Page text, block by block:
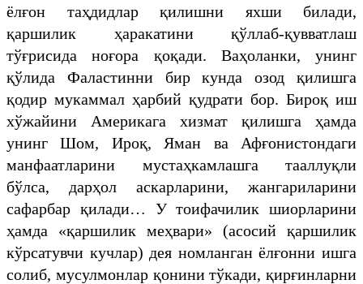
ёлғон таҳдидлар қилишни яхши билади,
қаршилик ҳаракатини қўллаб-қувватлаш
тўғрисида ноғора қоқади. Ваҳоланки, унинг
қўлида Фаластинни бир кунда озод қилишга
қодир мукаммал ҳарбий қудрати бор. Бироқ иш
хўжайини Америкага хизмат қилишга ҳамда
унинг Шом, Ироқ, Яман ва Афғонистондаги
манфаатларини мустаҳкамлашга тааллуқли
бўлса, дарҳол аскарларини, жангариларини
сафарбар қилади… У тоифачилик шиорларини
ҳамда «қаршилик меҳвари» (асосий қаршилик
кўрсатувчи кучлар) дея номланган ёлғонни ишга
солиб, мусулмонлар қонини тўкади, қирғинларни